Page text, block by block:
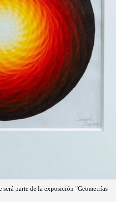
será parte de la exposición "Geometrías